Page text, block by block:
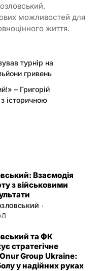
можливостей для
життя.
турнір на
гривень
– Григорій
історичною
Взаємодія
з військовими
та ФК
стратегічне
Group Ukraine:
у надійних руках